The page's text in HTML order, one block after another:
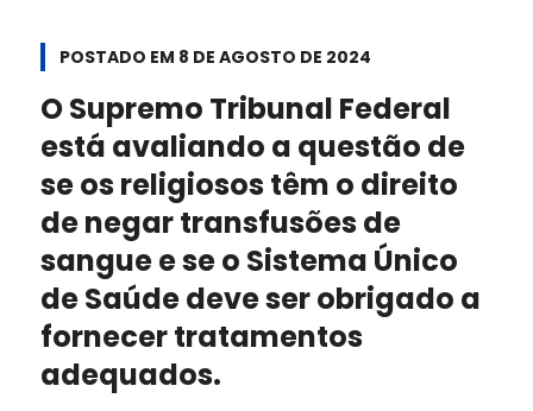
POSTADO EM 8 DE AGOSTO DE 2024
O Supremo Tribunal Federal
está avaliando a questão de
se os religiosos têm o direito
de negar transfusões de
sangue e se o Sistema Único
de Saúde deve ser obrigado a
fornecer tratamentos
adequados.